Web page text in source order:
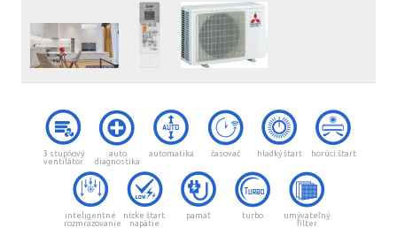
3 stupňový
ventilátor
auto
diagnostika
automatika časovač hladký štart horúci štart
inteligentné
rozmrazovanie
nízke štart.
napätie
pamäť turbo
umývateľný
filter